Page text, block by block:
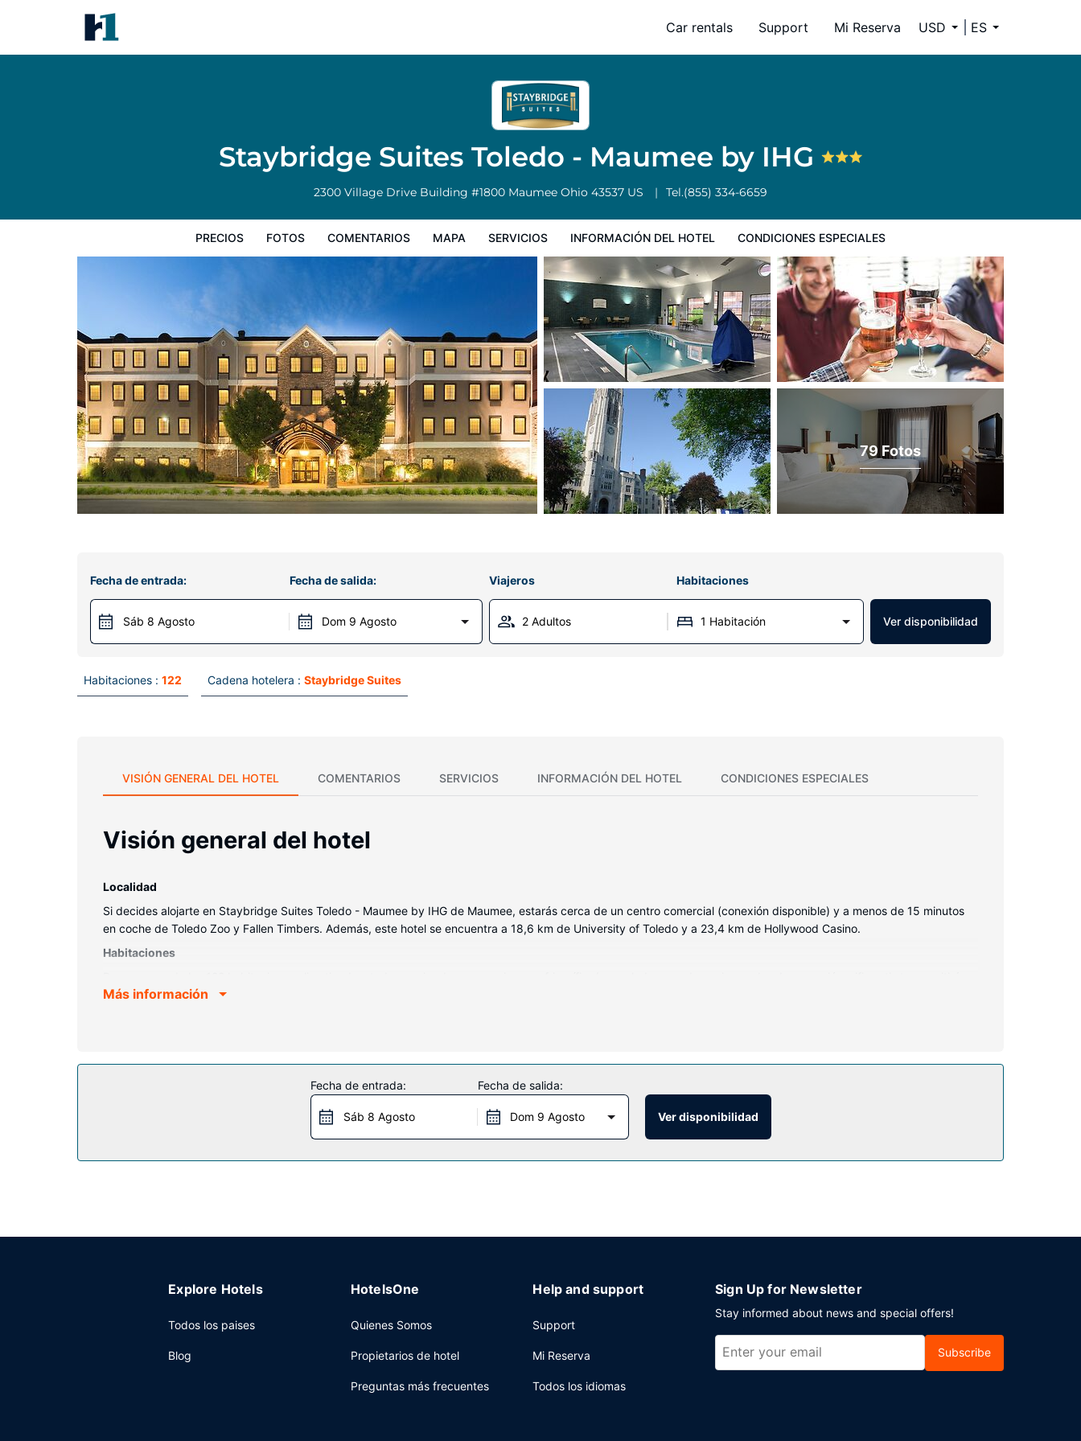
Car rentals Support Mi Reserva USD ES
Staybridge Suites Toledo - Maumee by IHG
2300 Village Drive Building #1800 Maumee Ohio 43537 US Tel.(855) 334-6659
PRECIOS FOTOS COMENTARIOS MAPA SERVICIOS INFORMACIÓN DEL HOTEL CONDICIONES ESPECIALES
Condiciones especiales
79 Fotos
Fecha de entrada:
Sáb 8 Agosto
Fecha de salida:
Dom 9 Agosto
Viajeros Habitaciones
2 Adultos 1 Habitación Ver disponibilidad
Habitaciones : 122 Cadena hotelera : Staybridge Suites
VISIÓN GENERAL DEL HOTEL COMENTARIOS SERVICIOS INFORMACIÓN DEL HOTEL CONDICIONES ESPECIALES
Visión general del hotel
Localidad
Si decides alojarte en Staybridge Suites Toledo - Maumee by IHG de Maumee, estarás cerca de un centro comercial (conexión disponible) y a menos de 15 minutos
en coche de Toledo Zoo y Fallen Timbers. Además, este hotel se encuentra a 18,6 km de University of Toledo y a 23,4 km de Hollywood Casino.
Habitaciones
estar al tanto de todo. Para tus momentos de ocio, tendrás una televisión LCD de 32 pulgadas con canales por cable. Entre las comodidades, se incluyen caja fuerte,
tienda de recuerdos y un vestíbulo con chimenea.
En Staybridge Suites Toledo - Maumee by IHG tienes un bar-cafetería a tu disposición. Disfruta de un detalle de bienvenida gratuito organizado por la recepción
algunos días, donde podrás conocer a otros huéspedes mientras tomas un bocado. El desayuno continental gratuito se ofrece entre semana de 06:30 a 09:30,
mientras que el horario de sábados y domingos es de 07:30 a 10:30.
Más información
Fecha de entrada:
Sáb 8 Agosto
Fecha de salida:
Dom 9 Agosto Ver disponibilidad
Explore Hotels
Todos los paises
Blog
HotelsOne
Quienes Somos
Propietarios de hotel
Preguntas más frecuentes
Help and support
Support
Mi Reserva
Todos los idiomas
Sign Up for Newsletter
Stay informed about news and special offers!
Subscribe